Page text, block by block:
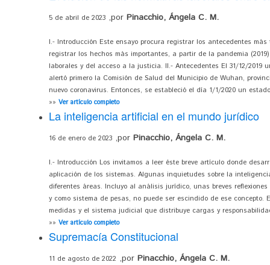
5 de abril de 2023 ,por Pinacchio, Ángela C. M.
I.- Introducción Este ensayo procura registrar los antecedentes
registrar los hechos más importantes, a partir de la pandemia
laborales y del acceso a la justicia. II.- Antecedentes El 31/12/2019
alertó primero la Comisión de Salud del Municipio de Wuhan,
nuevo coronavirus. Entonces, se estableció el día 1/1/2020 un
»» Ver artículo completo
La inteligencia artificial en el mundo jurídico
16 de enero de 2023 ,por Pinacchio, Ángela C. M.
I.- Introducción Los invitamos a leer éste breve artículo donde
aplicación de los sistemas. Algunas inquietudes sobre la
diferentes áreas. Incluyo al análisis jurídico, unas breves
y como sistema de pesas, no puede ser escindido de ese concepto.
medidas y el sistema judicial que distribuye cargas y
»» Ver artículo completo
Supremacía Constitucional
11 de agosto de 2022 ,por Pinacchio, Ángela C. M.